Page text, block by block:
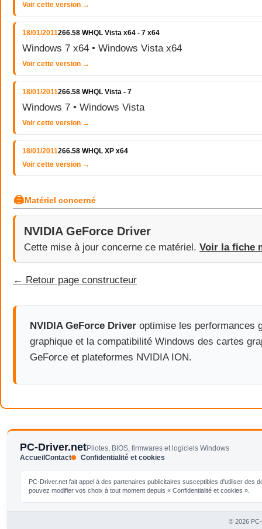
Voir cette version →
18/01/2011266.58 WHQL Vista x64 - 7 x64
Windows 7 x64 • Windows Vista x64
Voir cette version →
18/01/2011266.58 WHQL Vista - 7
Windows 7 • Windows Vista
Voir cette version →
18/01/2011266.58 WHQL XP x64
Voir cette version →
🖨Matériel concerné
NVIDIA GeForce Driver
Cette mise à jour concerne ce matériel. Voir la fiche
← Retour page constructeur
NVIDIA GeForce Driver optimise les performances
graphique et la compatibilité Windows des cartes
GeForce et plateformes NVIDIA ION.
PC-Driver.netPilotes, BIOS, firmwares et logiciels Windows
Accueil Contact Confidentialité et cookies
PC-Driver.net fait appel à des partenaires publicitaires susceptibles d'utiliser
pouvez modifier vos choix à tout moment depuis « Confidentialité et cookies ».
© 2026